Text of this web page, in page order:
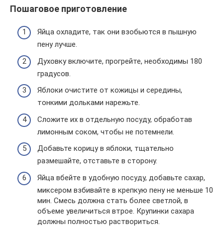
Пошаговое приготовление
Яйца охладите, так они взобьются в пышную
пену лучше.
Духовку включите, прогрейте, необходимы 180
градусов.
Яблоки очистите от кожицы и середины,
тонкими дольками нарежьте.
Сложите их в отдельную посуду, обработав
лимонным соком, чтобы не потемнели.
Добавьте корицу в яблоки, тщательно
размешайте, отставьте в сторону.
Яйца вбейте в удобную посуду, добавьте сахар,
миксером взбивайте в крепкую пену не меньше 10
мин. Смесь должна стать более светлой, в
объеме увеличиться втрое. Крупинки сахара
должны полностью раствориться.